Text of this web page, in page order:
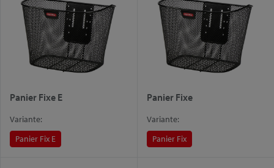
Panier Fixe E
Variante:
Panier Fix E
Panier Fixe
Variante:
Panier Fix